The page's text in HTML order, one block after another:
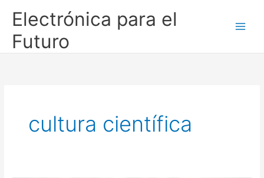
Electrónica para el
Futuro
cultura científica